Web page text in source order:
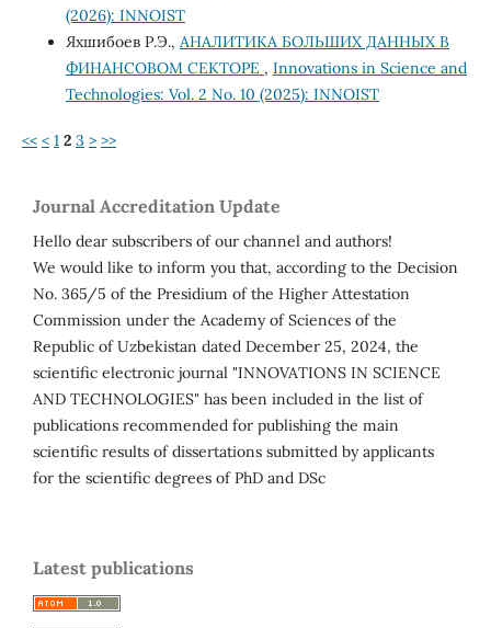
(2026): INNOIST
Яхшибоев Р.Э., АНАЛИТИКА БОЛЬШИХ ДАННЫХ В
ФИНАНСОВОМ СЕКТОРЕ , Innovations in Science and
Technologies: Vol. 2 No. 10 (2025): INNOIST
<< < 1 2 3 > >>
Journal Accreditation Update
Hello dear subscribers of our channel and authors!
We would like to inform you that, according to the Decision
No. 365/5 of the Presidium of the Higher Attestation
Commission under the Academy of Sciences of the
Republic of Uzbekistan dated December 25, 2024, the
scientific electronic journal "INNOVATIONS IN SCIENCE
AND TECHNOLOGIES" has been included in the list of
publications recommended for publishing the main
scientific results of dissertations submitted by applicants
for the scientific degrees of PhD and DSc
Latest publications